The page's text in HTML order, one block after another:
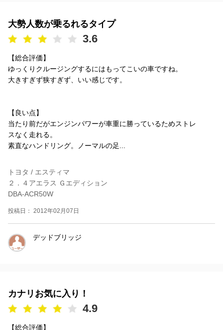
大勢人数が乗るれるタイプ
3.6
【総合評価】
ゆっくりクルージングするにはもってこいの車ですね。
大きすぎず狭すぎず、いい感じです。
【良い点】
当たり前だがエンジンパワーが車重に勝っているためストレ
スなく走れる。
素直なハンドリング。ノーマルの足...
トヨタ / エスティマ
２．４アエラス Ｇエディション
DBA-ACR50W
投稿日： 2012年02月07日
デッドブリッジ
カナリお気に入り！
4.9
【総合評価】